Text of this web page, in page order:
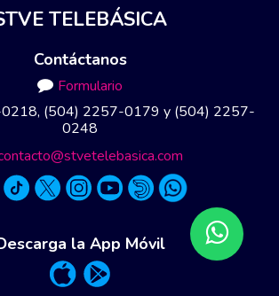
TELEBÁSICA
Contáctanos
Formulario
(504) 2257-0179 y (504) 2257-
0248
la App Móvil